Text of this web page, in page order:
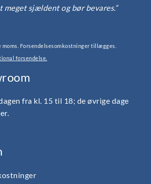
meget sjældent og bør bevares.“
Forsendelsesomkostninger tillægges.
forsendelse.
fra kl. 15 til 18; de øvrige dage